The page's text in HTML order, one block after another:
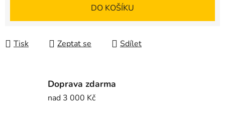
DO KOŠÍKU
Tisk Zeptat se Sdílet
Doprava zdarma
nad 3 000 Kč